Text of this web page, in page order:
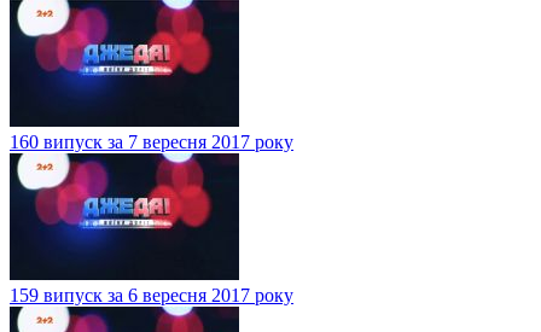
160 випуск за 7 вересня 2017 року
159 випуск за 6 вересня 2017 року